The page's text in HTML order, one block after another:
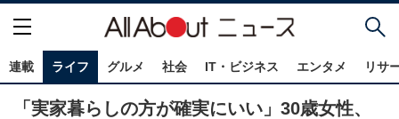
連載 ライフ グルメ 社会 IT・ビジネス エンタメ リサ
「実家暮らしの方が確実にいい」30歳女性、